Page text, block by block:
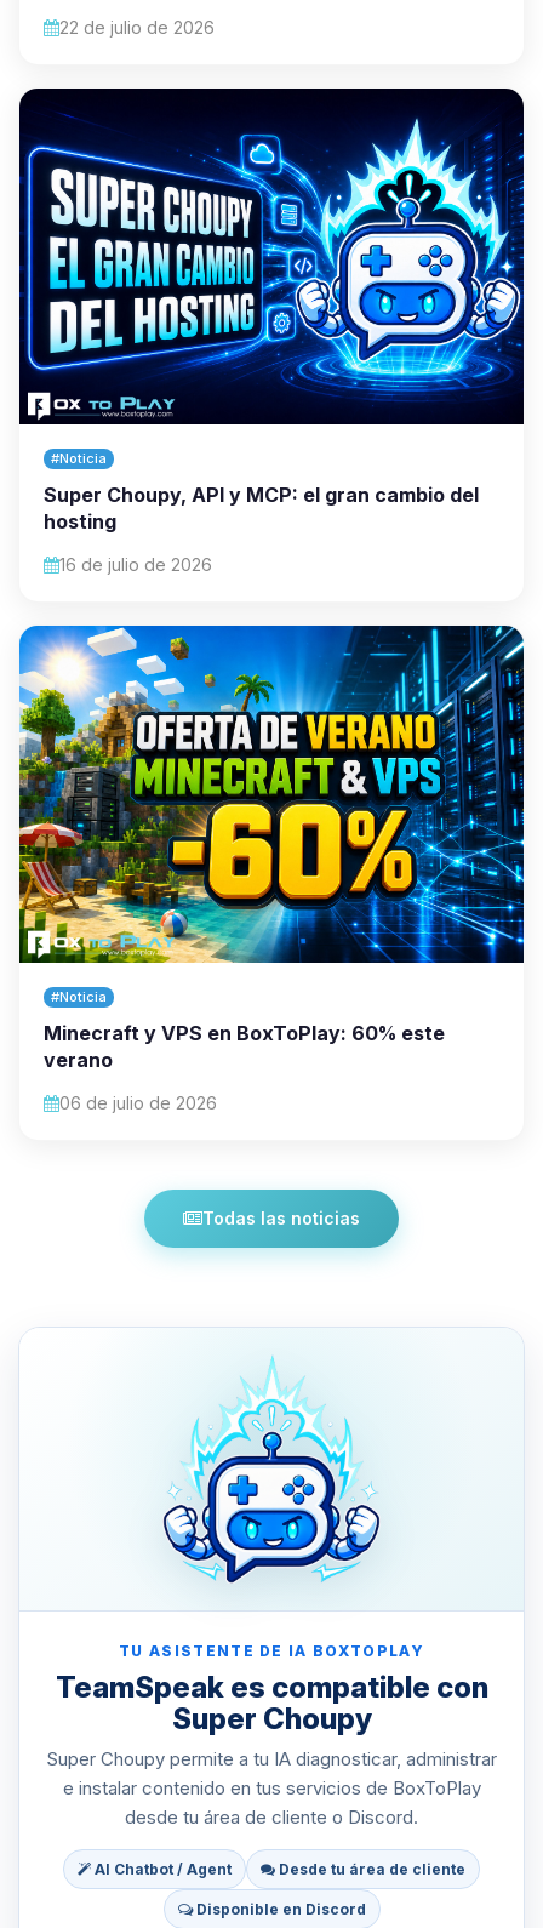
22 de julio de 2026
#Noticia
Super Choupy, API y MCP: el gran cambio del
hosting
16 de julio de 2026
#Noticia
Minecraft y VPS en BoxToPlay: 60% este
verano
06 de julio de 2026
Todas las noticias
TU ASISTENTE DE IA BOXTOPLAY
TeamSpeak es compatible con
Super Choupy
Super Choupy permite a tu IA diagnosticar, administrar
e instalar contenido en tus servicios de BoxToPlay
desde tu área de cliente o Discord.
AI Chatbot / Agent Desde tu área de cliente
Disponible en Discord